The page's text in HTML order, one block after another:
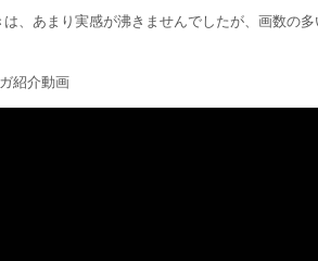
、あまり実感が沸きませんでしたが、画数の
紹介動画